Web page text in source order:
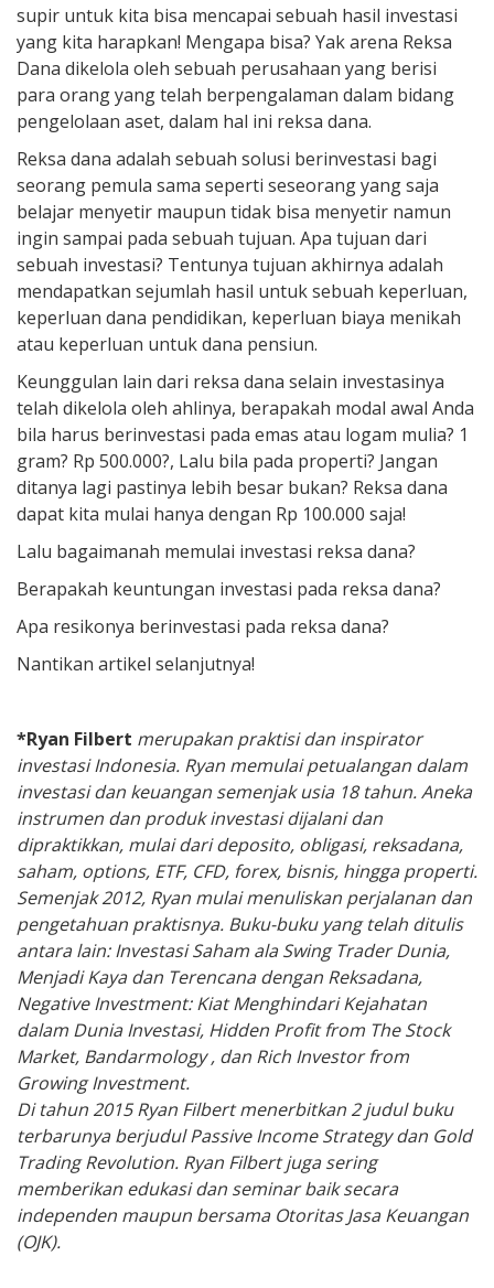
supir untuk kita bisa mencapai sebuah hasil investasi
yang kita harapkan! Mengapa bisa? Yak arena Reksa
Dana dikelola oleh sebuah perusahaan yang berisi
para orang yang telah berpengalaman dalam bidang
pengelolaan aset, dalam hal ini reksa dana.
Reksa dana adalah sebuah solusi berinvestasi bagi
seorang pemula sama seperti seseorang yang saja
belajar menyetir maupun tidak bisa menyetir namun
ingin sampai pada sebuah tujuan. Apa tujuan dari
sebuah investasi? Tentunya tujuan akhirnya adalah
mendapatkan sejumlah hasil untuk sebuah keperluan,
keperluan dana pendidikan, keperluan biaya menikah
atau keperluan untuk dana pensiun.
Keunggulan lain dari reksa dana selain investasinya
telah dikelola oleh ahlinya, berapakah modal awal Anda
bila harus berinvestasi pada emas atau logam mulia? 1
gram? Rp 500.000?, Lalu bila pada properti? Jangan
ditanya lagi pastinya lebih besar bukan? Reksa dana
dapat kita mulai hanya dengan Rp 100.000 saja!
Lalu bagaimanah memulai investasi reksa dana?
Berapakah keuntungan investasi pada reksa dana?
Apa resikonya berinvestasi pada reksa dana?
Nantikan artikel selanjutnya!
*Ryan Filbert merupakan praktisi dan inspirator
investasi Indonesia. Ryan memulai petualangan dalam
investasi dan keuangan semenjak usia 18 tahun. Aneka
instrumen dan produk investasi dijalani dan
dipraktikkan, mulai dari deposito, obligasi, reksadana,
saham, options, ETF, CFD, forex, bisnis, hingga properti.
Semenjak 2012, Ryan mulai menuliskan perjalanan dan
pengetahuan praktisnya. Buku-buku yang telah ditulis
antara lain: Investasi Saham ala Swing Trader Dunia,
Menjadi Kaya dan Terencana dengan Reksadana,
Negative Investment: Kiat Menghindari Kejahatan
dalam Dunia Investasi, Hidden Profit from The Stock
Market, Bandarmology , dan Rich Investor from
Growing Investment.
Di tahun 2015 Ryan Filbert menerbitkan 2 judul buku
terbarunya berjudul Passive Income Strategy dan Gold
Trading Revolution. Ryan Filbert juga sering
memberikan edukasi dan seminar baik secara
independen maupun bersama Otoritas Jasa Keuangan
(OJK).